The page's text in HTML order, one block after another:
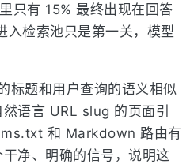
只有 15% 最终出现在回答
入检索池只是第一关，模型
标题和用户查询的语义相似
语言 URL slug 的页面引
和 Markdown 路由有
净、明确的信号，说明这